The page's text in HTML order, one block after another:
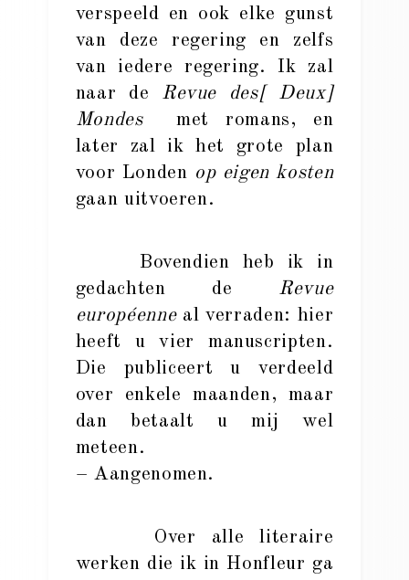
verspeeld en ook elke gunst
van deze regering en zelfs
van iedere regering. Ik zal
naar de Revue des[ Deux]
Mondesmet romans, en
later zal ik het grote plan
voor Londen op eigen kosten
gaan uitvoeren.
Bovendien heb ik in
gedachten de Revue
européenneal verraden: hier
heeft u vier manuscripten.
Die publiceert u verdeeld
over enkele maanden, maar
dan betaalt u mij wel
meteen.
– Aangenomen.
Over alle literaire
werken die ik in Honfleur ga